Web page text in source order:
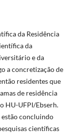
da Residência
da
e da
a concretização de
residentes que
de residência
HU-UFPI/Ebserh.
estão concluindo
científicas